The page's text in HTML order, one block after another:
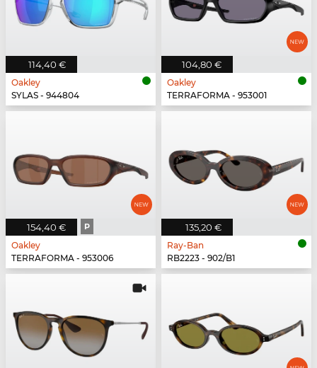
114,40 €
Oakley
SYLAS - 944804
104,80 €
Oakley
TERRAFORMA - 953001
154,40 € P
Oakley
TERRAFORMA - 953006
135,20 €
Ray-Ban
RB2223 - 902/B1